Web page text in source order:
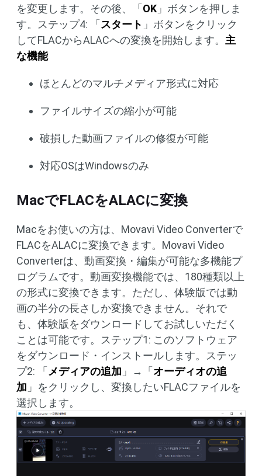
を変更します。その後、「OK 」ボタンを押しま
す。ステップ4: 「スタート 」ボタンをクリック
してFLACからALACへの変換を開始します。 主
な機能
ほとんどのマルチメディア形式に対応
ファイルサイズの縮小が可能
破損した動画ファイルの修復が可能
対応OSはWindowsのみ
MacでFLACをALACに変換
Macをお使いの方は、Movavi Video Converterで
FLACをALACに変換できます。Movavi Video
Converterは、動画変換・編集が可能な多機能プ
ログラムです。動画変換機能では、180種類以上
の形式に変換できます。ただし、体験版では動
画の半分の長さしか変換できません。それで
も、体験版をダウンロードしてお試しいただく
ことは可能です。ステップ1: このソフトウェア
をダウンロード・インストールします。ステッ
プ2: 「メディアの追加 」→「オーディオの追
加 」をクリックし、変換したいFLACファイルを
選択します。